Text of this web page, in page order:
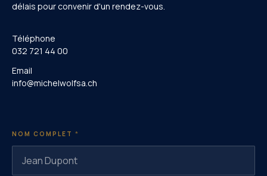
délais pour convenir d'un rendez-vous.
Téléphone
032 721 44 00
Email
info@michelwolfsa.ch
NOM COMPLET *